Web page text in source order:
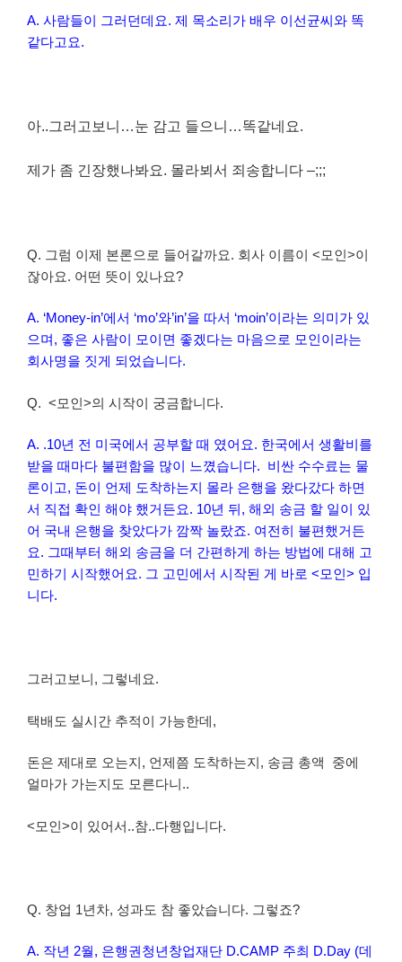
A. 사람들이 그러던데요. 제 목소리가 배우 이선균씨와 똑
같다고요.
아..그러고보니…눈 감고 들으니…똑같네요.
제가 좀 긴장했나봐요. 몰라뵈서 죄송합니다 –;;;
Q. 그럼 이제 본론으로 들어갈까요. 회사 이름이 <모인>이
잖아요. 어떤 뜻이 있나요?
A. ‘Money-in’에서 ‘mo’와’in’을 따서 ‘moin’이라는 의미가 있
으며, 좋은 사람이 모이면 좋겠다는 마음으로 모인이라는
회사명을 짓게 되었습니다.
Q. <모인>의 시작이 궁금합니다.
A. .10년 전 미국에서 공부할 때 였어요. 한국에서 생활비를
받을 때마다 불편함을 많이 느꼈습니다. 비싼 수수료는 물
론이고, 돈이 언제 도착하는지 몰라 은행을 왔다갔다 하면
서 직접 확인 해야 했거든요. 10년 뒤, 해외 송금 할 일이 있
어 국내 은행을 찾았다가 깜짝 놀랐죠. 여전히 불편했거든
요. 그때부터 해외 송금을 더 간편하게 하는 방법에 대해 고
민하기 시작했어요. 그 고민에서 시작된 게 바로 <모인> 입
니다.
그러고보니, 그렇네요.
택배도 실시간 추적이 가능한데,
돈은 제대로 오는지, 언제쯤 도착하는지, 송금 총액 중에
얼마가 가는지도 모른다니..
<모인>이 있어서..참..다행입니다.
Q. 창업 1년차, 성과도 참 좋았습니다. 그렇죠?
A. 작년 2월, 은행권청년창업재단 D.CAMP 주최 D.Day (데